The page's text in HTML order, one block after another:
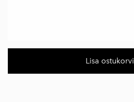
Lisa ostukorvi